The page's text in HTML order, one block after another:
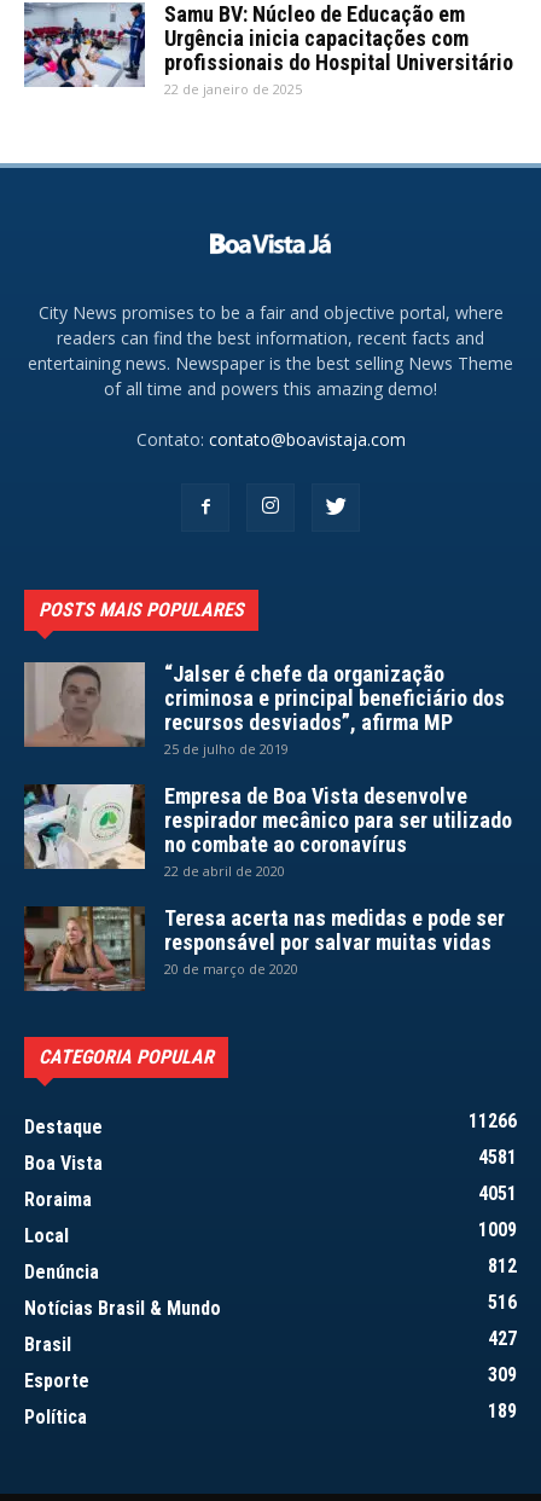
Samu BV: Núcleo de Educação em
Urgência inicia capacitações com
profissionais do Hospital Universitário
22 de janeiro de 2025
City News promises to be a fair and objective portal, where
readers can find the best information, recent facts and
entertaining news. Newspaper is the best selling News Theme
of all time and powers this amazing demo!
Contato: contato@boavistaja.com
POSTS MAIS POPULARES
“Jalser é chefe da organização
criminosa e principal beneficiário dos
recursos desviados”, afirma MP
25 de julho de 2019
Empresa de Boa Vista desenvolve
respirador mecânico para ser utilizado
no combate ao coronavírus
22 de abril de 2020
Teresa acerta nas medidas e pode ser
responsável por salvar muitas vidas
20 de março de 2020
CATEGORIA POPULAR
Destaque
11266
Boa Vista
4581
Roraima
4051
Local
1009
Denúncia
812
Notícias Brasil & Mundo
516
Brasil
427
Esporte
309
Política
189